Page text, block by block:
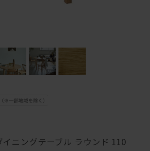
イニングテーブル ラウンド 110